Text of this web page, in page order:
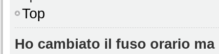
Top
Ho cambiato il fuso orario ma